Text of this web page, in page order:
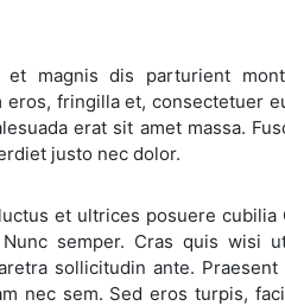
magnis dis parturient
fringilla et, consectetuer
erat sit amet massa.
justo nec dolor.
et ultrices posuere cubilia
semper. Cras quis wisi
sollicitudin ante.
nec sem. Sed eros turpis,